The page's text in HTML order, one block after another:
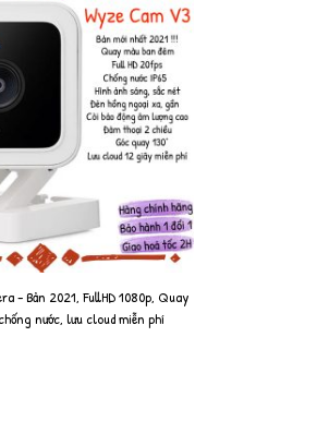
- Bản 2021, FullHD 1080p, Quay
nước, lưu cloud miễn phí